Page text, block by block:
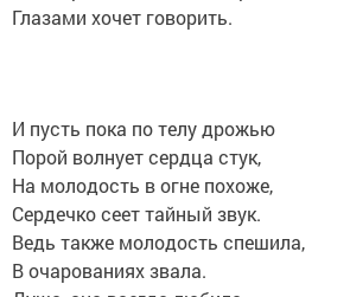
Глазами хочет говорить.
И пусть пока по телу дрожью
Порой волнует сердца стук,
На молодость в огне похоже,
Сердечко сеет тайный звук.
Ведь также молодость спешила,
В очарованиях звала.